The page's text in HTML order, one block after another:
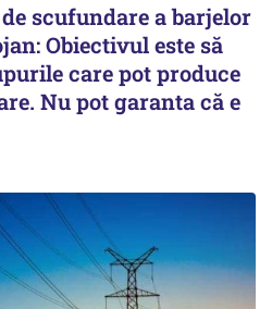
scufundare a barjelor
Obiectivul este să
care pot produce
Nu pot garanta că e